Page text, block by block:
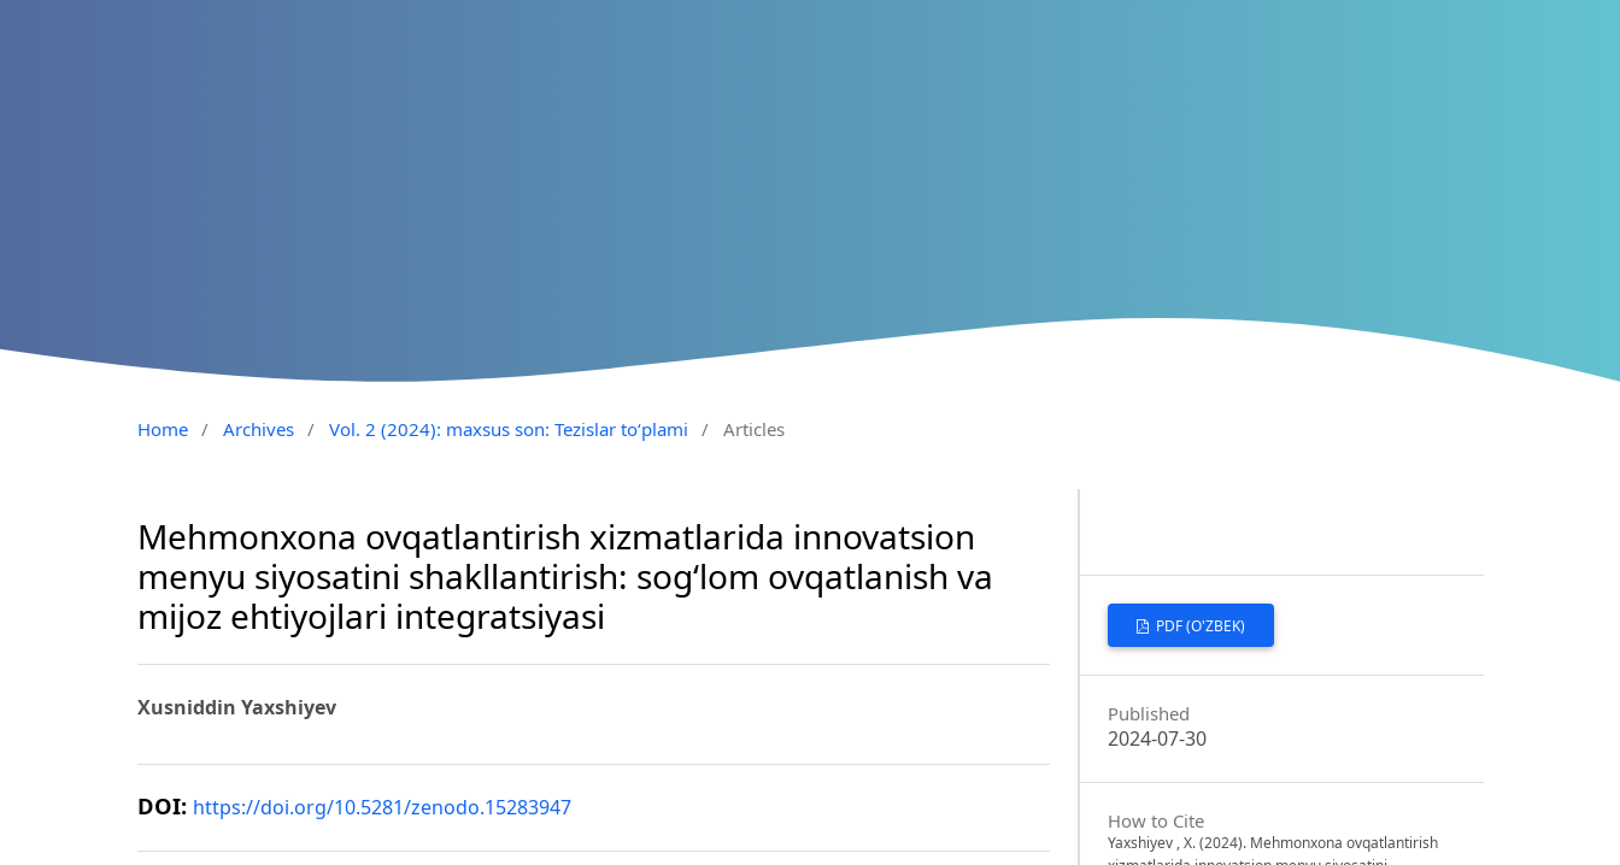
Home / Archives / Vol. 2 (2024): maxsus son: Tezislar to‘plami / Articles
Mehmonxona ovqatlantirish xizmatlarida innovatsion
menyu siyosatini shakllantirish: sog‘lom ovqatlanish va
mijoz ehtiyojlari integratsiyasi
Xusniddin Yaxshiyev
DOI: https://doi.org/10.5281/zenodo.15283947
PDF (O'ZBEK)
Published
2024-07-30
How to Cite
Yaxshiyev , X. (2024). Mehmonxona ovqatlantirish